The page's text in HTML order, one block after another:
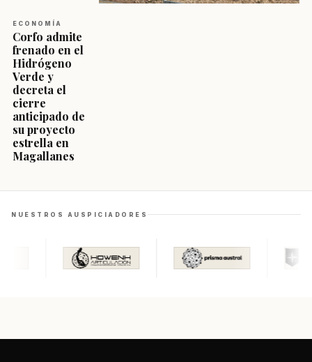
ECONOMÍA
Corfo admite
frenado en el
Hidrógeno
Verde y
decreta el
cierre
anticipado de
su proyecto
estrella en
Magallanes
NUESTROS AUSPICIADORES